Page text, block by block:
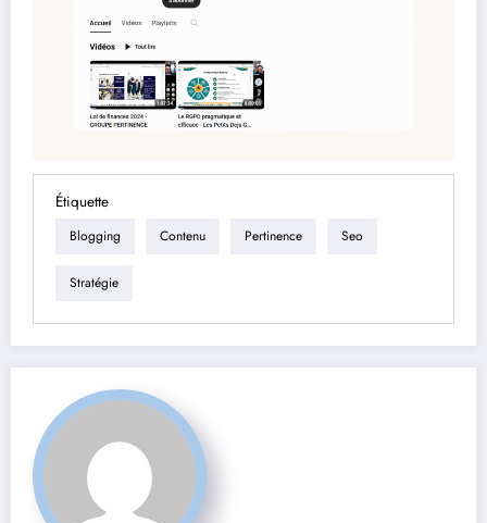
Étiquette
Blogging Contenu Pertinence Seo
Stratégie